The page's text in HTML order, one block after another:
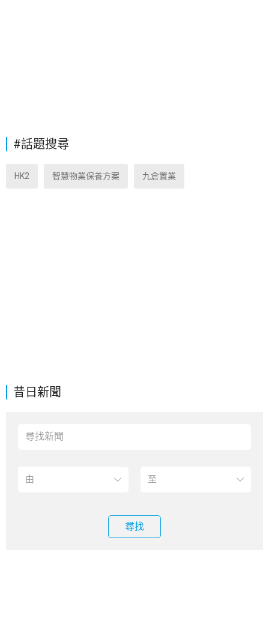
昔日新聞
尋找
#話題搜尋
HK2 智慧物業保養方案 九倉置業